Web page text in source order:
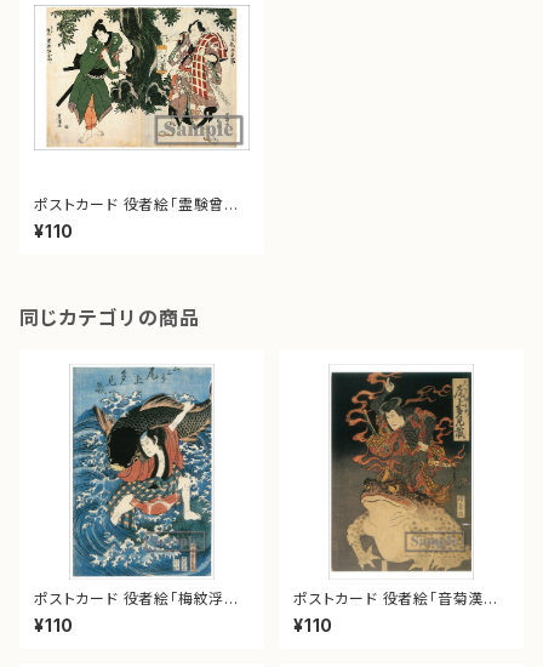
ポストカード 役者絵「霊験曾我
籬」
¥110
同じカテゴリの商品
ポストカード 役者絵「梅紋浮名
の色染」
¥110
ポストカード 役者絵「音菊漢入
船」
¥110